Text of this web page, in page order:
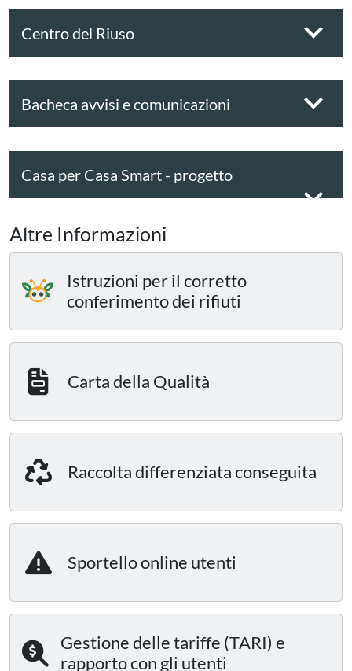
Centro del Riuso
Bacheca avvisi e comunicazioni
Casa per Casa Smart - progetto
Altre Informazioni
Istruzioni per il corretto
conferimento dei rifiuti
Carta della Qualità
Raccolta differenziata conseguita
Sportello online utenti
Gestione delle tariffe (TARI) e
rapporto con gli utenti